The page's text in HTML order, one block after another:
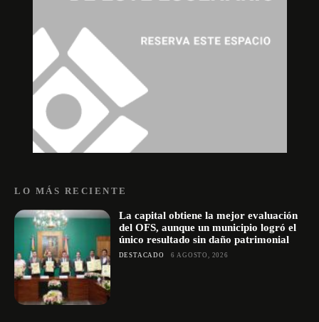
LO MÁS RECIENTE
La capital obtiene la mejor evaluación
del OFS, aunque un municipio logró el
único resultado sin daño patrimonial
DESTACADO 6 AGOSTO, 2026